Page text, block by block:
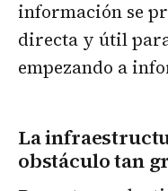
información se
directa y útil
empezando a
La
obstáculo tan